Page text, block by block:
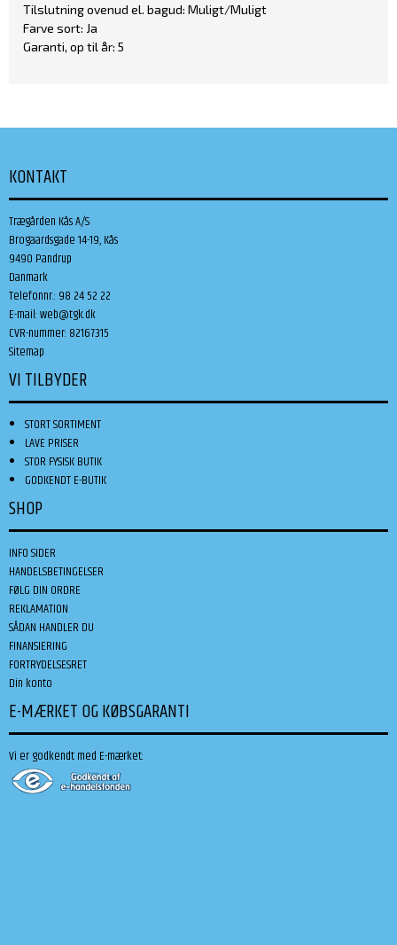
Tilslutning ovenud el. bagud: Muligt/Muligt
Farve sort: Ja
Garanti, op til år: 5
KONTAKT
Trægården Kås A/S
Brogaardsgade 14-19, Kås
9490 Pandrup
Danmark
Telefonnr.: 98 24 52 22
E-mail:web@tgk.dk
CVR-nummer: 82167315
Sitemap
VI TILBYDER
STORT SORTIMENT
LAVE PRISER
STOR FYSISK BUTIK
GODKENDT E-BUTIK
SHOP
INFO SIDER
HANDELSBETINGELSER
FØLG DIN ORDRE
REKLAMATION
SÅDAN HANDLER DU
FINANSIERING
FORTRYDELSESRET
Din konto
E-MÆRKET OG KØBSGARANTI
Vi er godkendt med E-mærket: